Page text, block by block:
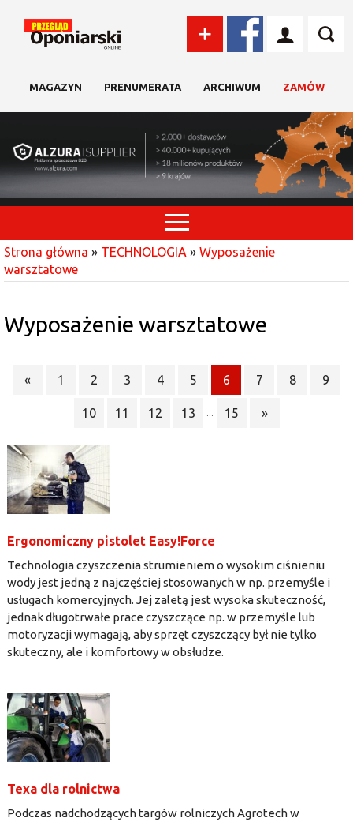
MAGAZYN PRENUMERATA ARCHIWUM ZAMÓW
Strona główna » TECHNOLOGIA » Wyposażenie
warsztatowe
Wyposażenie warsztatowe
« 1 2 3 4 5 6 7 8 9
10 11 12 13 15 »
Ergonomiczny pistolet Easy!Force
Technologia czyszczenia strumieniem o wysokim ciśnieniu
wody jest jedną z najczęściej stosowanych w np. przemyśle i
usługach komercyjnych. Jej zaletą jest wysoka skuteczność,
jednak długotrwałe prace czyszczące np. w przemyśle lub
motoryzacji wymagają, aby sprzęt czyszczący był nie tylko
skuteczny, ale i komfortowy w obsłudze.
Texa dla rolnictwa
Podczas nadchodzących targów rolniczych Agrotech w